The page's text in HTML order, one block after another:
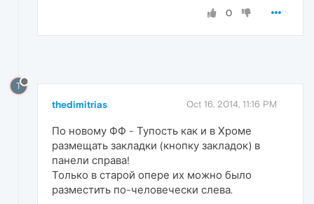
0
T
thedimitrias Oct 16, 2014, 11:16 PM
По новому ФФ - Тупость как и в Хроме
размещать закладки (кнопку закладок) в
панели справа!
Только в старой опере их можно было
разместить по-человечески слева.